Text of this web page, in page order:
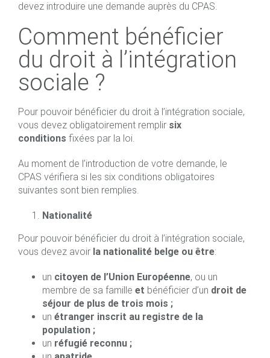
devez introduire une demande auprès du CPAS.
Comment bénéficier
du droit à l’intégration
sociale ?
Pour pouvoir bénéficier du droit à l’intégration sociale,
vous devez obligatoirement remplir six
conditions fixées par la loi.
Au moment de l’introduction de votre demande, le
CPAS vérifiera si les six conditions obligatoires
suivantes sont bien remplies.
Nationalité
Pour pouvoir bénéficier du droit à l’intégration sociale,
vous devez avoir la nationalité belge ou être:
un citoyen de l’Union Européenne, ou un
membre de sa famille et bénéficier d’un droit de
séjour de plus de trois mois ;
un étranger inscrit au registre de la
population ;
un réfugié reconnu ;